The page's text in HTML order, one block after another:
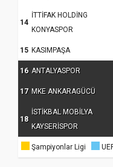
14
İTTİFAK HOLDİNG
KONYASPOR
15 KASIMPAŞA
16 ANTALYASPOR
17 MKE ANKARAGÜCÜ
18
İSTİKBAL MOBİLYA
KAYSERİSPOR
Şampiyonlar Ligi